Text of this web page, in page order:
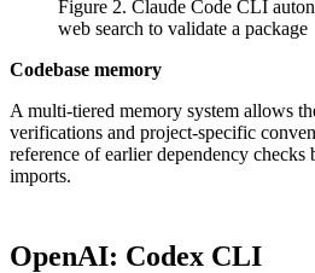
Figure 2. Claude Code CLI
web search to validate a package
Codebase memory
A multi-tiered memory system allows
verifications and project-specific
reference of earlier dependency
imports.
OpenAI: Codex CLI